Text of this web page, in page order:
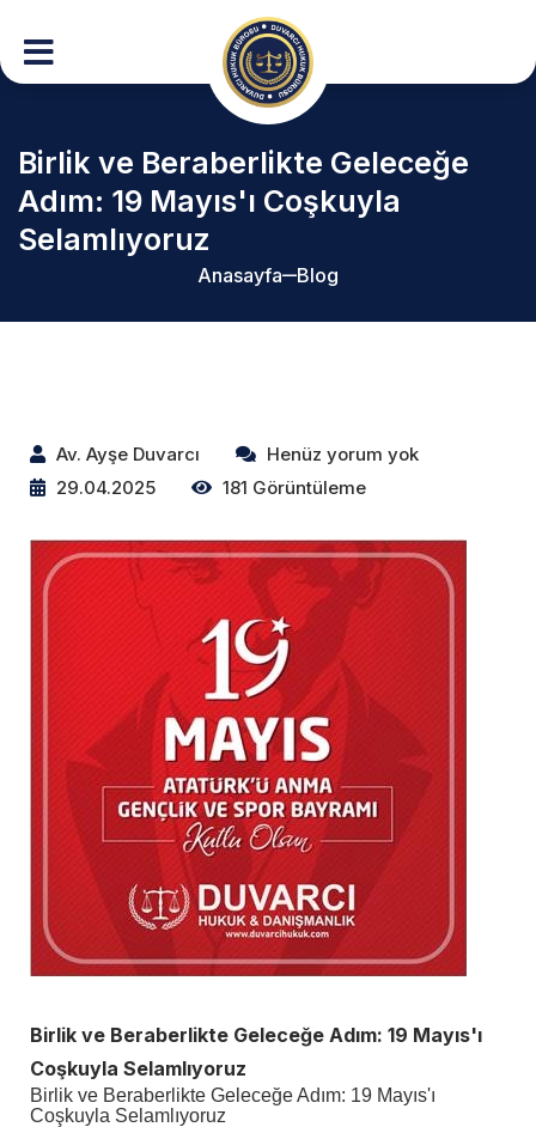
Birlik ve Beraberlikte Geleceğe
Adım: 19 Mayıs'ı Coşkuyla
Selamlıyoruz
Anasayfa Blog
Av. Ayşe Duvarcı
Henüz yorum yok
29.04.2025
181 Görüntüleme
Birlik ve Beraberlikte Geleceğe Adım: 19 Mayıs'ı
Coşkuyla Selamlıyoruz
Birlik ve Beraberlikte Geleceğe Adım: 19 Mayıs'ı
Coşkuyla Selamlıyoruz